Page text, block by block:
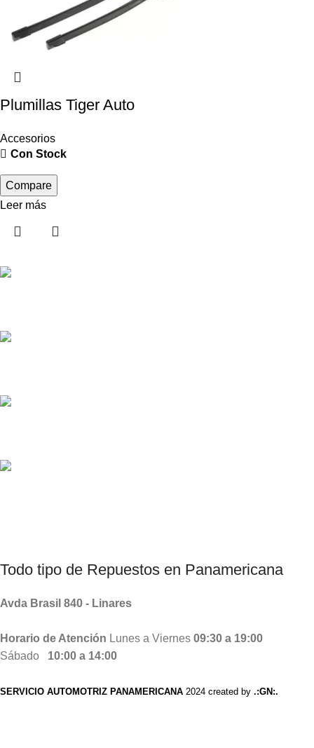
Plumillas Tiger Auto
Accesorios
Con Stock
Compare
Leer más
Todo tipo de Repuestos en Panamericana
Avda Brasil 840 - Linares
Horario de Atención Lunes a Viernes 09:30 a 19:00
Sábado 10:00 a 14:00
SERVICIO AUTOMOTRIZ PANAMERICANA 2024 created by .:GN:.